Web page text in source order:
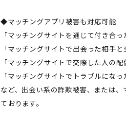
◆マッチングアプリ被害も対応可能
「マッチングサイトを通じて付き合っ
「マッチングサイトで出会った相手
「マッチングサイトで交際した人の
「マッチングサイトでトラブルにな
など、出会い系の詐欺被害、または
ております。